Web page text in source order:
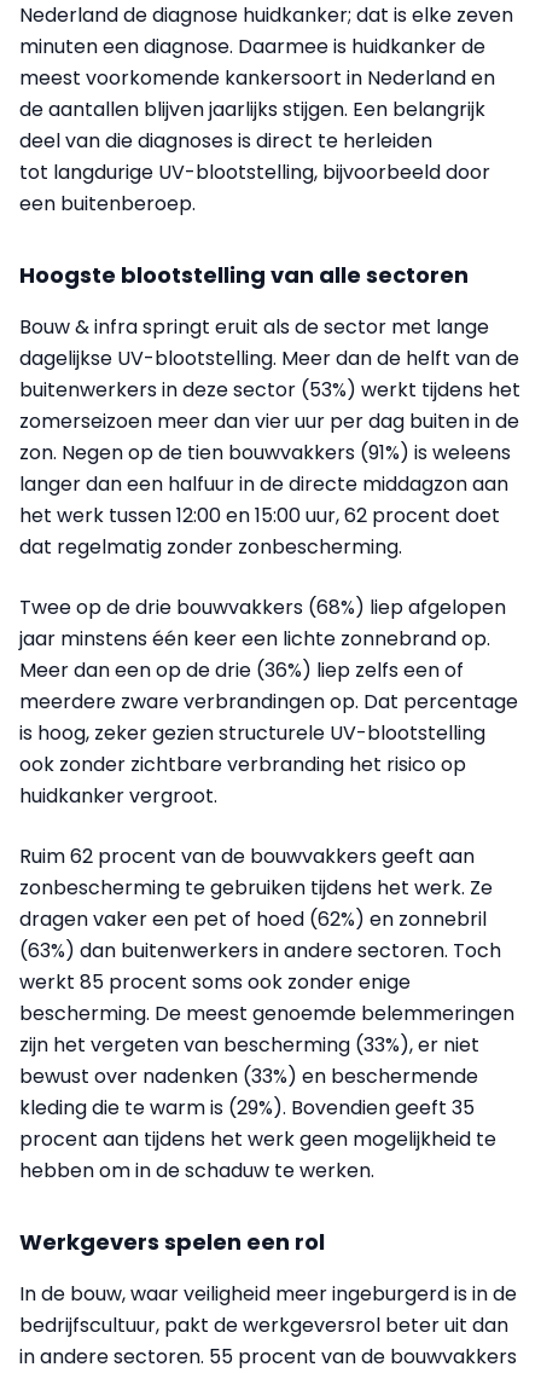
Nederland de diagnose huidkanker; dat is elke zeven
minuten een diagnose. Daarmee is huidkanker de
meest voorkomende kankersoort in Nederland en
de aantallen blijven jaarlijks stijgen. Een belangrijk
deel van die diagnoses is direct te herleiden
tot langdurige UV-blootstelling, bijvoorbeeld door
een buitenberoep.
Hoogste blootstelling van alle sectoren
Bouw & infra springt eruit als de sector met lange
dagelijkse UV-blootstelling. Meer dan de helft van de
buitenwerkers in deze sector (53%) werkt tijdens het
zomerseizoen meer dan vier uur per dag buiten in de
zon. Negen op de tien bouwvakkers (91%) is weleens
langer dan een halfuur in de directe middagzon aan
het werk tussen 12:00 en 15:00 uur, 62 procent doet
dat regelmatig zonder zonbescherming.
Twee op de drie bouwvakkers (68%) liep afgelopen
jaar minstens één keer een lichte zonnebrand op.
Meer dan een op de drie (36%) liep zelfs een of
meerdere zware verbrandingen op. Dat percentage
is hoog, zeker gezien structurele UV-blootstelling
ook zonder zichtbare verbranding het risico op
huidkanker vergroot.
Ruim 62 procent van de bouwvakkers geeft aan
zonbescherming te gebruiken tijdens het werk. Ze
dragen vaker een pet of hoed (62%) en zonnebril
(63%) dan buitenwerkers in andere sectoren. Toch
werkt 85 procent soms ook zonder enige
bescherming. De meest genoemde belemmeringen
zijn het vergeten van bescherming (33%), er niet
bewust over nadenken (33%) en beschermende
kleding die te warm is (29%). Bovendien geeft 35
procent aan tijdens het werk geen mogelijkheid te
hebben om in de schaduw te werken.
Werkgevers spelen een rol
In de bouw, waar veiligheid meer ingeburgerd is in de
bedrijfscultuur, pakt de werkgeversrol beter uit dan
in andere sectoren. 55 procent van de bouwvakkers